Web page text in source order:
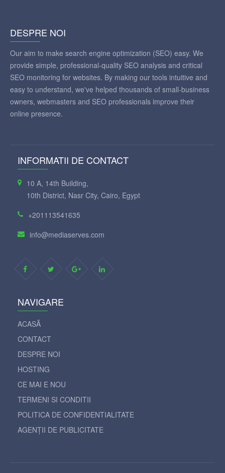
DESPRE NOI
Our aim to make search engine optimization (SEO) easy. We
provide simple, professional-quality SEO analysis and critical
SEO monitoring for websites. By making our tools intuitive and
easy to understand, we've helped thousands of small-business
owners, webmasters and SEO professionals improve their
online presence.
INFORMATII DE CONTACT
10 A, 14th Building,
10th District, Nasr City, Cairo, Egypt
+201113541635
info@mediaserves.com
NAVIGARE
ACASĂ
CONTACT
DESPRE NOI
HOSTING
CE MAI E NOU
TERMENI SI CONDITII
POLITICA DE CONFIDENTIALITATE
AGENȚII DE PUBLICITATE